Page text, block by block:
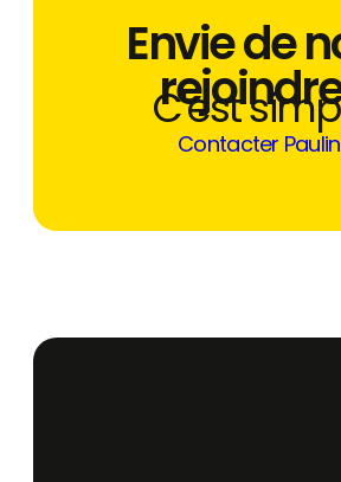
Envie de
C'est
Contacter